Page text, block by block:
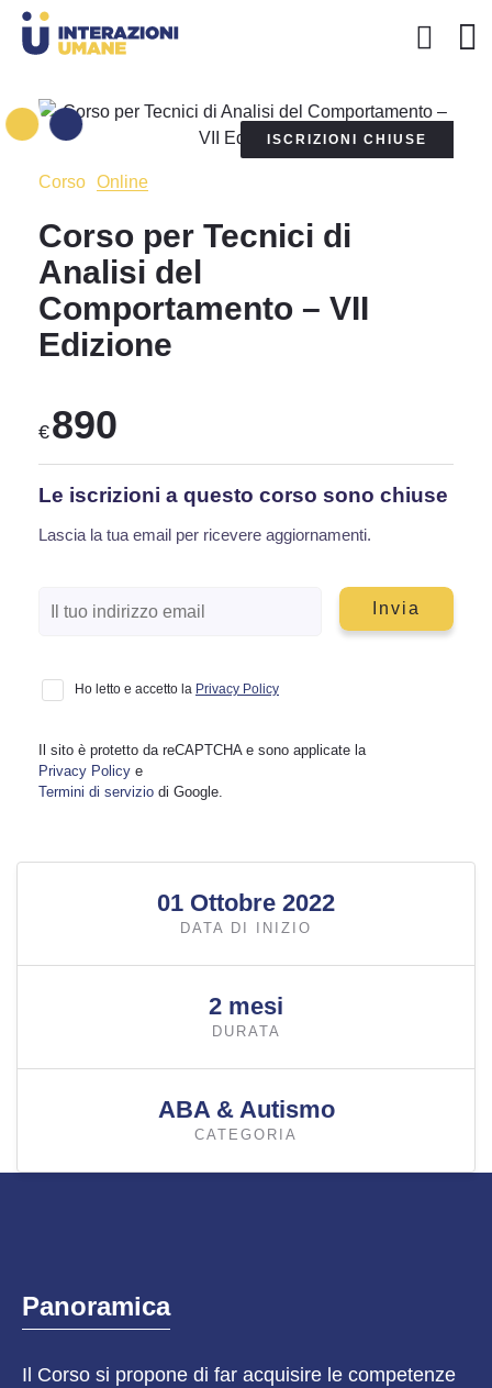
ISCRIZIONI CHIUSE
Corso Online
Corso per Tecnici di
Analisi del
Comportamento – VII
Edizione
€890
Le iscrizioni a questo corso sono chiuse
Lascia la tua email per ricevere aggiornamenti.
Ho letto e accetto la Privacy Policy
Il sito è protetto da reCAPTCHA e sono applicate la
Privacy Policy e
Termini di servizio di Google.
01 Ottobre 2022
DATA DI INIZIO
2 mesi
DURATA
ABA & Autismo
CATEGORIA
Panoramica
Il Corso si propone di far acquisire le competenze